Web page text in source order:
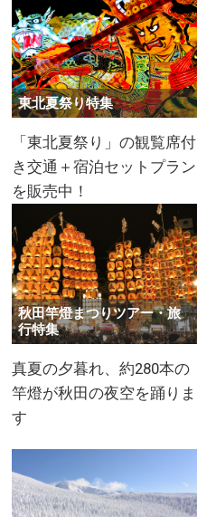
東北夏祭り特集
「東北夏祭り」の観覧席付
き交通＋宿泊セットプラン
を販売中！
秋田竿燈まつりツアー・旅
行特集
真夏の夕暮れ、約280本の
竿燈が秋田の夜空を踊りま
す